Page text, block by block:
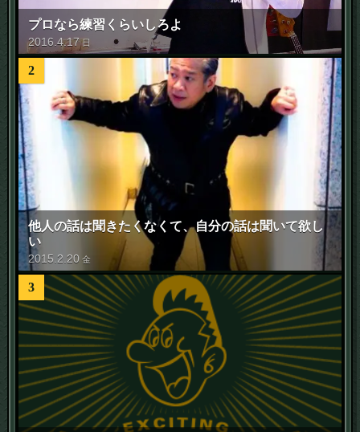
プロなら練習くらいしろよ
2016 .4.17 日
2
他人の話は聞きたくなくて、自分の話は聞いて欲し
い
2015 2 20 金
3